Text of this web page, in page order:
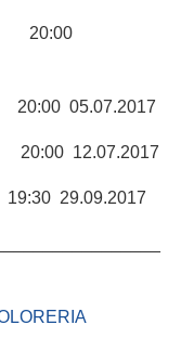
20:00 05.07.2017
29.09.2017